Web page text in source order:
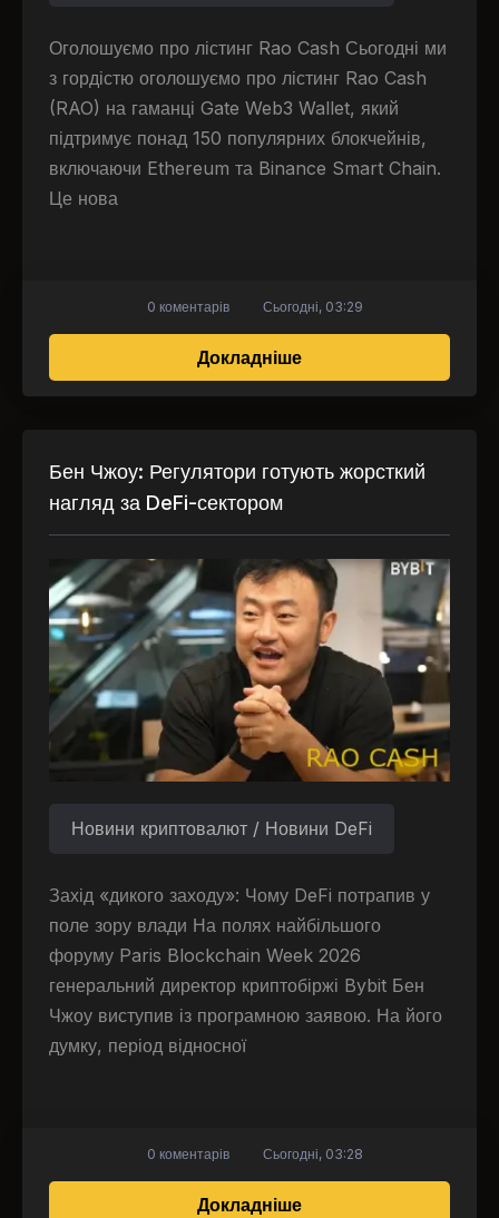
Оголошуємо про лістинг Rao Cash Сьогодні ми
з гордістю оголошуємо про лістинг Rao Cash
(RAO) на гаманці Gate Web3 Wallet, який
підтримує понад 150 популярних блокчейнів,
включаючи Ethereum та Binance Smart Chain.
Це нова
Докладнішепро Нове розміщення
0 коментарів Сьогодні, 03:29
Бен Чжоу: Регулятори готують жорсткий
нагляд за DeFi-сектором
Новини криптовалют / Новини DeFi
Захід «дикого заходу»: Чому DeFi потрапив у
поле зору влади На полях найбільшого
форуму Paris Blockchain Week 2026
генеральний директор криптобіржі Bybit Бен
Чжоу виступив із програмною заявою. На його
думку, період відносної
Докладнішепро Бен Чжоу:
0 коментарів Сьогодні, 03:28